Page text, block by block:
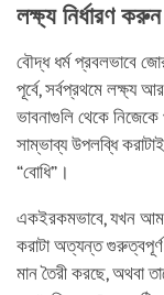
লক্ষ্য নির্ধারণ করুন
বৌদ্ধ ধর্ম প্রবলভাবে
পূর্বে, সর্বপ্রথমে লক্ষ্য
ভাবনাগুলি থেকে
সাম্ভাব্য উপলব্ধি
“বোধি”।
একইরকমভাবে, যখন
করাটা অত্যন্ত গুরুত্বপূর্ণ
মান তৈরী করছে, অথবা